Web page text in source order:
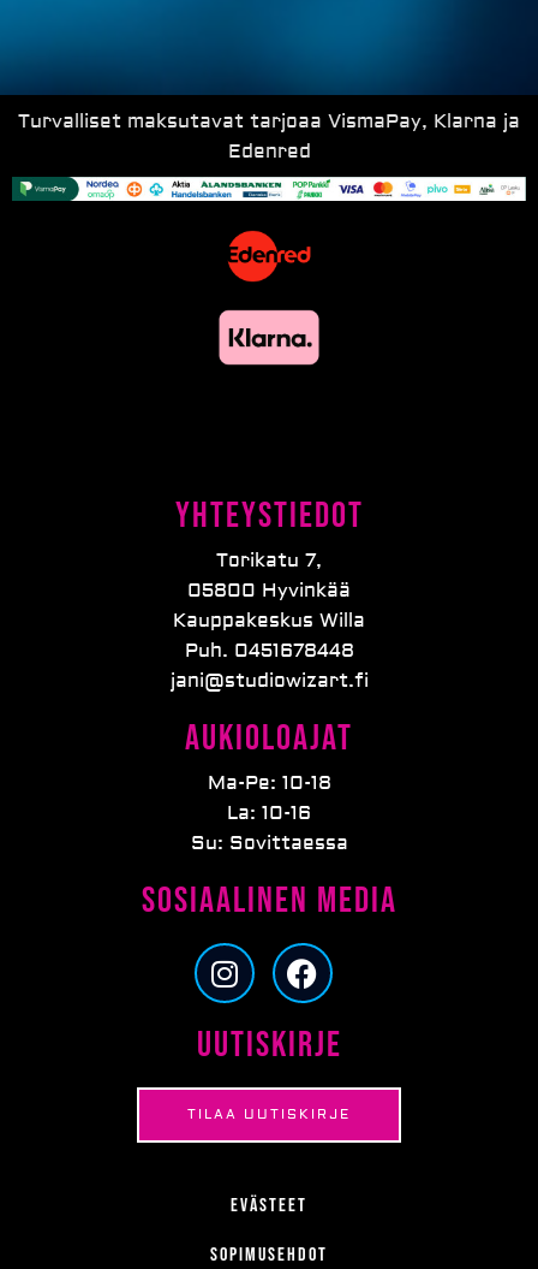
Turvalliset maksutavat tarjoaa VismaPay, Klarna ja
Edenred
Yhteystiedot
Torikatu 7,
05800 Hyvinkää
Kauppakeskus Willa
Puh. 0451678448
jani@studiowizart.fi
Aukioloajat
Ma-Pe: 10-18
La: 10-16
Su: Sovittaessa
Sosiaalinen media
I
n
t
a
g
r
m
F
a
e
b
o
o
Uutiskirje
TILAA UUTISKIRJE
Evästeet
Sopimusehdot